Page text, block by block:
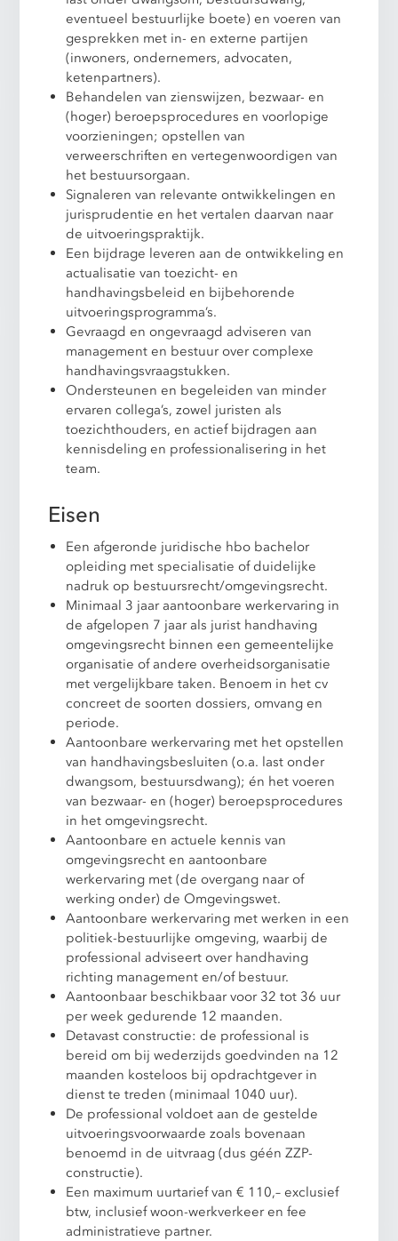
eventueel bestuurlijke boete) en voeren van
gesprekken met in- en externe partijen
(inwoners, ondernemers, advocaten,
ketenpartners).
Behandelen van zienswijzen, bezwaar- en
(hoger) beroepsprocedures en voorlopige
voorzieningen; opstellen van
verweerschriften en vertegenwoordigen van
het bestuursorgaan.
Signaleren van relevante ontwikkelingen en
jurisprudentie en het vertalen daarvan naar
de uitvoeringspraktijk.
Een bijdrage leveren aan de ontwikkeling en
actualisatie van toezicht- en
handhavingsbeleid en bijbehorende
uitvoeringsprogramma’s.
Gevraagd en ongevraagd adviseren van
management en bestuur over complexe
handhavingsvraagstukken.
Ondersteunen en begeleiden van minder
ervaren collega’s, zowel juristen als
toezichthouders, en actief bijdragen aan
kennisdeling en professionalisering in het
team.
Eisen
Een afgeronde juridische hbo bachelor
opleiding met specialisatie of duidelijke
nadruk op bestuursrecht/omgevingsrecht.
Minimaal 3 jaar aantoonbare werkervaring in
de afgelopen 7 jaar als jurist handhaving
omgevingsrecht binnen een gemeentelijke
organisatie of andere overheidsorganisatie
met vergelijkbare taken. Benoem in het cv
concreet de soorten dossiers, omvang en
periode.
Aantoonbare werkervaring met het opstellen
van handhavingsbesluiten (o.a. last onder
dwangsom, bestuursdwang); én het voeren
van bezwaar- en (hoger) beroepsprocedures
in het omgevingsrecht.
Aantoonbare en actuele kennis van
omgevingsrecht en aantoonbare
werkervaring met (de overgang naar of
werking onder) de Omgevingswet.
Aantoonbare werkervaring met werken in een
politiek-bestuurlijke omgeving, waarbij de
professional adviseert over handhaving
richting management en/of bestuur.
Aantoonbaar beschikbaar voor 32 tot 36 uur
per week gedurende 12 maanden.
Detavast constructie: de professional is
bereid om bij wederzijds goedvinden na 12
maanden kosteloos bij opdrachtgever in
dienst te treden (minimaal 1040 uur).
De professional voldoet aan de gestelde
uitvoeringsvoorwaarde zoals bovenaan
benoemd in de uitvraag (dus géén ZZP-
constructie).
Een maximum uurtarief van € 110,– exclusief
btw, inclusief woon-werkverkeer en fee
administratieve partner.